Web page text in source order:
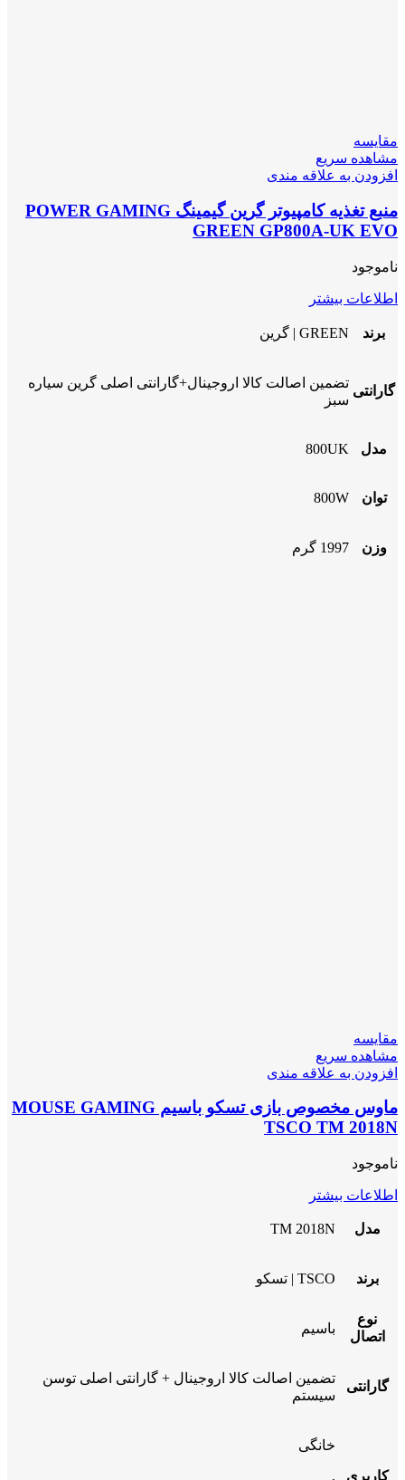
مقایسه
مشاهده سریع
افزودن به علاقه مندی
منبع تغذیه کامپیوتر گرین گیمینگ POWER GAMING
GREEN GP800A-UK EVO
ناموجود
اطلاعات بیشتر
برند GREEN | گرین
گارانتی
تضمین اصالت کالا اروجینال+گارانتی اصلی گرین سیاره
سبز
مدل 800UK
توان 800W
وزن 1997 گرم
مقایسه
مشاهده سریع
افزودن به علاقه مندی
ماوس مخصوص بازی تسکو باسیم MOUSE GAMING
TSCO TM 2018N
ناموجود
اطلاعات بیشتر
مدل TM 2018N
برند TSCO | تسکو
نوع
اتصال
باسیم
گارانتی
تضمین اصالت کالا اروجینال + گارانتی اصلی توسن
سیستم
کاربری
خانگی
,